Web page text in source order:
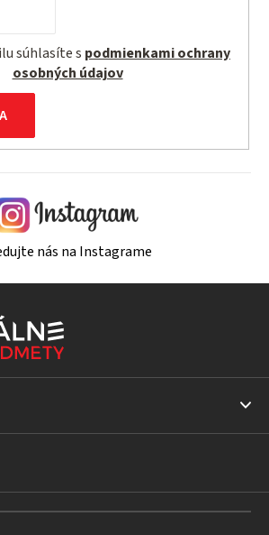
súhlasíte s podmienkami ochrany
osobných údajov
nás na Instagrame